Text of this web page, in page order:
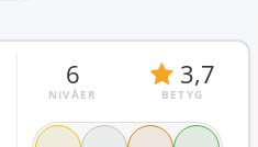
6
NIVÅER
3,7
BETYG